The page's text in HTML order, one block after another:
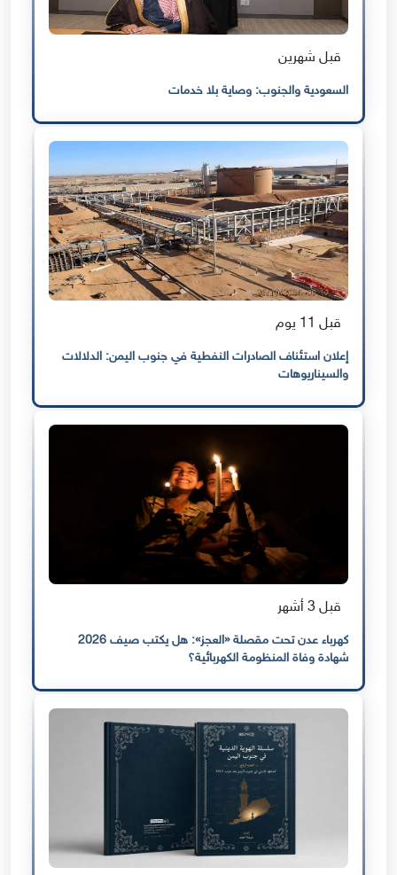
قبل شهرين
السعودية والجنوب: وصاية بلا خدمات
قبل 11 يوم
إعلان استئناف الصادرات النفطية في جنوب اليمن: الدلالات
والسيناريوهات
قبل 3 أشهر
كهرباء عدن تحت مقصلة «العجز»: هل يكتب صيف 2026
شهادة وفاة المنظومة الكهربائية؟